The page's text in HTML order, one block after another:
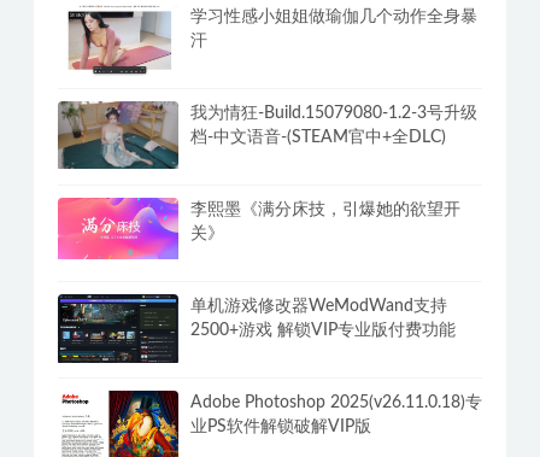
学习性感小姐姐做瑜伽几个动作全身暴
汗
我为情狂-Build.15079080-1.2-3号升级
档-中文语音-(STEAM官中+全DLC)
李熙墨《满分床技，引爆她的欲望开
关》
单机游戏修改器WeModWand支持
2500+游戏 解锁VIP专业版付费功能
Adobe Photoshop 2025(v26.11.0.18)专
业PS软件解锁破解VIP版